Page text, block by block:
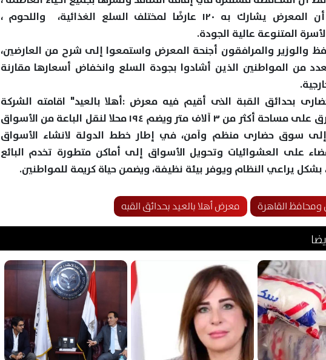
مشيرًا إلى أن المعرض يشارك به ١٢٠ عارضًا لمختلف السلع الغذائية، واللحوم ،
المتنوعة عالية الجودة.
والوزير والمرافقون أجنحة المعرض واستمعوا إلى شرح من العارضين،
من المواطنين الذين أشادوا بجودة السلع وانخفاض أسعارها مقارنة
بحدائق القبة الذى أقيم فيه معرض :أهلا بالعيد" اقامته الشركة
الوطنية للطرق على مساحة أكثر من ٣ آلاف متر ويضم ١٩٤ محلا لنقل الباعة من الأسواق
إلى سوق حضارى منظم وآمن، في إطار خطط الدولة لانشاء الأسواق
على العشوائيات وتحويل الأسواق إلى أماكن متطورة تخدم البائع
يراعي النظام ويوفر بيئة نظيفة، ويضمن حياة كريمة للمواطنين.
ومحافظ القاهرة معرض أهلا بالعيد بحدائق القبه